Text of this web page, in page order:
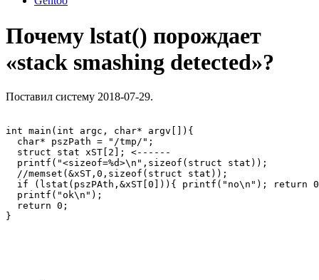
Почему lstat() порождает
«stack smashing detected»?
Поставил систему 2018-07-29.
int main(int argc, char* argv[]){
  char* pszPath = "/tmp/";
  struct stat xST[2]; <------
  printf("<sizeof=%d>\n",sizeof(struct stat));
  //memset(&xST,0,sizeof(struct stat));
if (lstat(pszPAth,&xST[0])){ printf("no\n"); return
  printf("ok\n");
  return 0;
}